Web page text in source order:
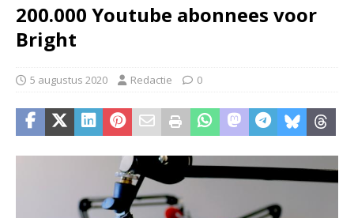
200.000 Youtube abonnees voor
Bright
5 augustus 2020 Redactie 0